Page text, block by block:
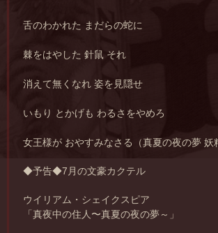
舌のわかれた まだらの蛇に
棘をはやした 針鼠 それ
消えて無くなれ 姿を見隠せ
いもり とかげも わるさをやめろ
女王様が おやすみなさる（真夏の夜の夢 妖
◆予告◆7月の文豪カクテル
ウイリアム・シェイクスピア
「真夜中の住人〜真夏の夜の夢～」